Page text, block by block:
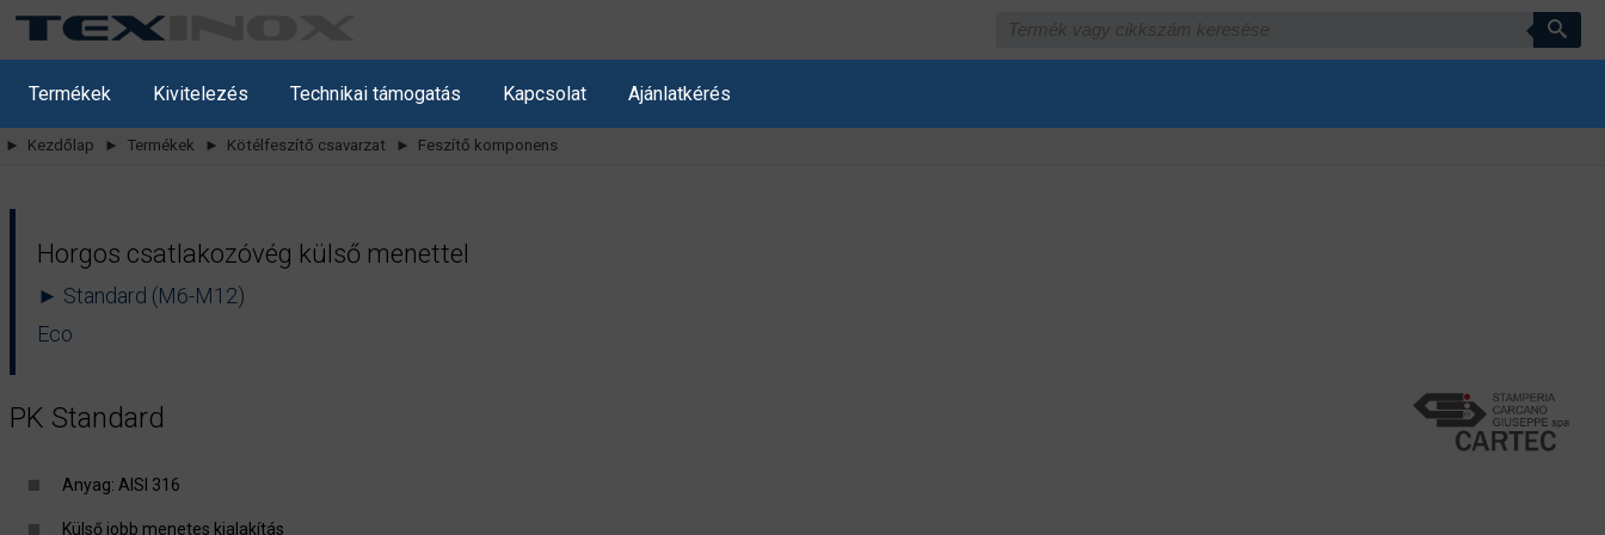
Termékek Kivitelezés Technikai támogatás Kapcsolat Ajánlatkérés
► Kezdőlap ► Termékek ► Kötélfeszítő csavarzat ► Feszítő komponens
Horgos csatlakozóvég külső menettel
► Standard (M6-M12)
Eco
PK Standard
Anyag: AISI 316
Külső jobb menetes kialakítás